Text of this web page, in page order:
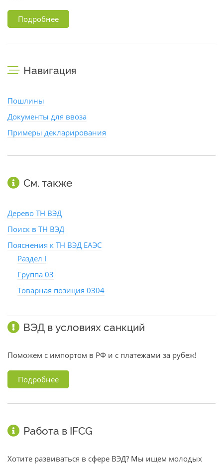
Подробнее
Навигация
Пошлины
Документы для ввоза
Примеры декларирования
См. также
Дерево ТН ВЭД
Поиск в ТН ВЭД
Пояснения к ТН ВЭД ЕАЭС
Раздел I
Группа 03
Товарная позиция 0304
ВЭД в условиях санкций
Поможем с импортом в РФ и с платежами за рубеж!
Подробнее
Работа в IFCG
Хотите развиваться в сфере ВЭД? Мы ищем молодых